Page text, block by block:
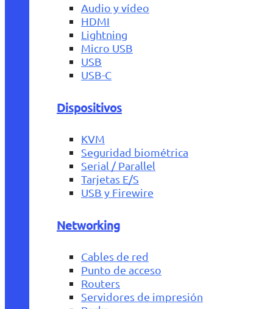
Audio y vídeo
HDMI
Lightning
Micro USB
USB
USB-C
Dispositivos
KVM
Seguridad biométrica
Serial / Parallel
Tarjetas E/S
USB y Firewire
Networking
Cables de red
Punto de acceso
Routers
Servidores de impresión